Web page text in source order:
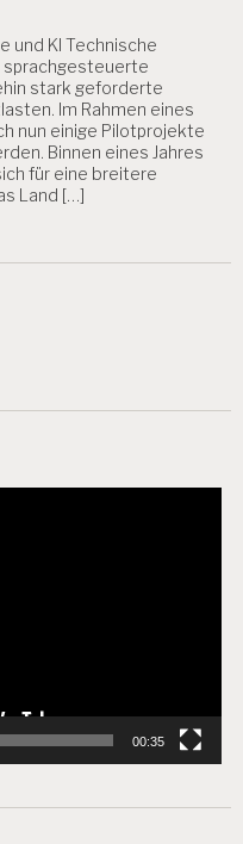
und KI Technische
sprachgesteuerte
stark geforderte
Im Rahmen eines
nun einige Pilotprojekte
Binnen eines Jahres
für eine breitere
Land […]
00:35